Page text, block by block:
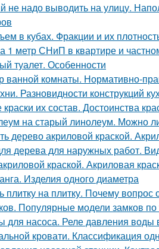
не надо выводить на улицу.
в кубах. Фракции и их
1 метр СНиП в квартире и
туалет. Особенности
ванной комнаты. Нормативно-
Разновидности конструкций
их состав. Достоинства
на старый линолеум. Можно
дерево акриловой краской.
дерева для наружных работ.
краской. Акриловая
Изделия одного диаметра
на плитку. Почему вопрос
Популярные модели замков
для насоса. Реле давления воды
кровати. Классификация